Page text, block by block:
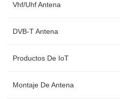
Vhf/Uhf Antena
DVB-T Antena
Productos De IoT
Montaje De Antena